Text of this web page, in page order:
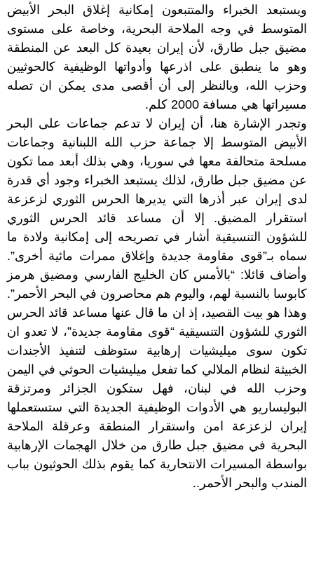
ويستبعد الخبراء والمتتبعون إمكانية إغلاق البحر الأبيض
المتوسط في وجه الملاحة البحرية، وخاصة على مستوى
مضيق جبل طارق، لأن إيران بعيدة كل البعد عن المنطقة
وهو ما ينطبق على اذرعها وأدواتها الوظيفية كالحوثيين
وحزب الله، وبالنظر إلى أن أقصى مدى يمكن ان تصله
مسيراتها هي مسافة 2000 كلم.
وتجدر الإشارة هنا، أن إيران لا تدعم جماعات على البحر
الأبيض المتوسط إلا جماعة حزب الله اللبنانية وجماعات
مسلحة متحالفة معها في سوريا، وهي بذلك أبعد مما تكون
عن مضيق جبل طارق، لذلك يستبعد الخبراء وجود أي قدرة
لدى إيران عبر أذرها التي يديرها الحرس الثوري لزعزعة
استقرار المضيق. إلا أن مساعد قائد الحرس الثوري
للشؤون التنسيقية أشار في تصريحه إلى إمكانية ولادة ما
سماه بـ”قوى مقاومة جديدة وإغلاق ممرات مائية أخرى”.
وأضاف قائلا: “بالأمس كان الخليج الفارسي ومضيق هرمز
كابوسا بالنسبة لهم، واليوم هم محاصرون في البحر الأحمر”.
وهذا هو بيت القصيد، إذ ان ما قال عنها مساعد قائد الحرس
الثوري للشؤون التنسيقية “قوى مقاومة جديدة”، لا تعدو ان
تكون سوى ميليشيات إرهابية ستوظف لتنفيذ الأجندات
الخبيثة لنظام الملالي كما تفعل ميليشيات الحوثي في اليمن
وحزب الله في لبنان، فهل ستكون الجزائر ومرتزقة
البوليساريو هي الأدوات الوظيفية الجديدة التي ستستعملها
إيران لزعزعة امن واستقرار المنطقة وعرقلة الملاحة
البحرية في مضيق جبل طارق من خلال الهجمات الإرهابية
بواسطة المسيرات الانتحارية كما يقوم بذلك الحوثيون بباب
المندب والبحر الأحمر..